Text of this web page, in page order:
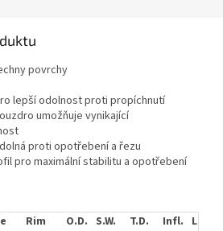
povrchy
lepší odolnost proti propíchnutí
umožňuje vynikající
proti opotřebení a řezu
pro maximální stabilitu a opotřebení
Rim O.D. S.W. T.D. Infl. L.C.C.